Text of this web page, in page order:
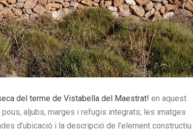
del terme de Vistabella del Maestrat! en aquest
aljubs, marges i refugis integrats; les imatges
d’ubicació i la descripció de l’element constructiu.